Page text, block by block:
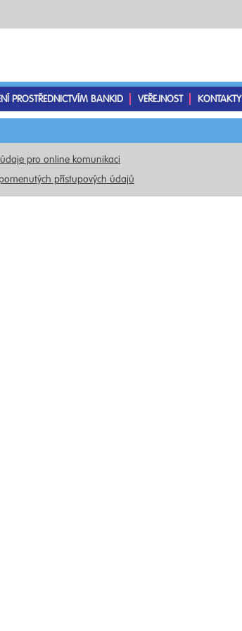
PROSTŘEDNICTVÍM BANKID VEŘEJNOST KONTAKTY
pro online komunikaci
přístupových údajů